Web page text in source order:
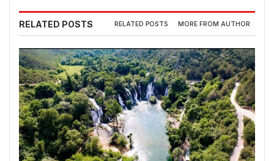
RELATED POSTS RELATED POSTS MORE FROM AUTHOR